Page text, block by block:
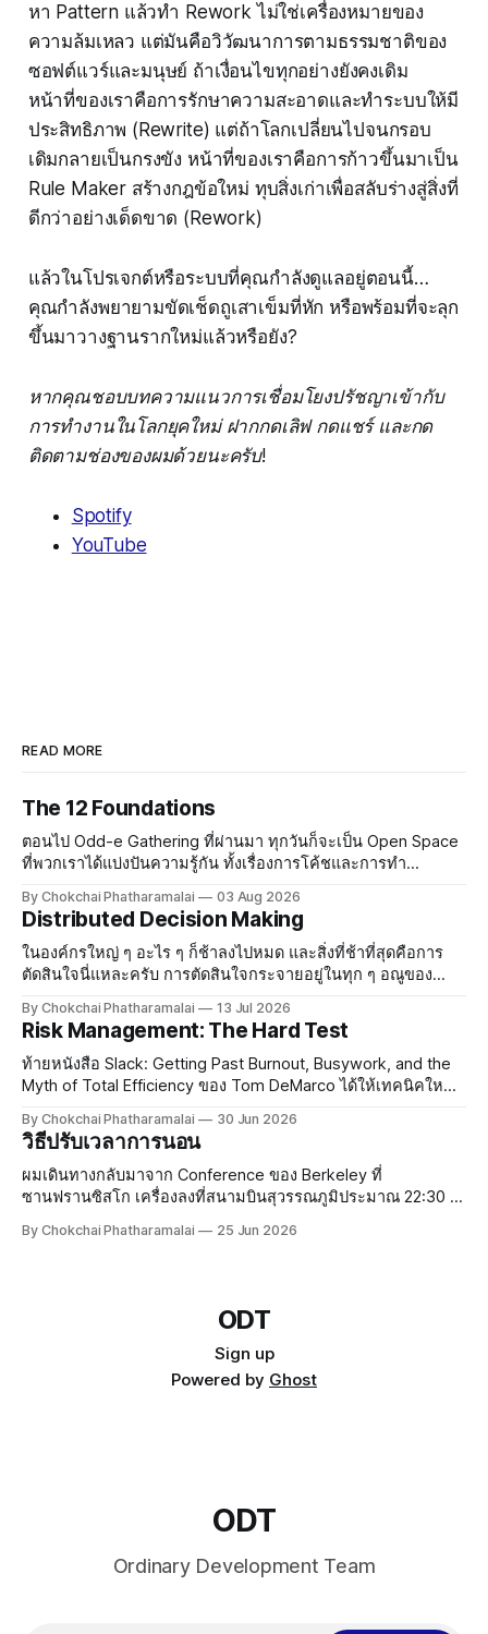
หา Pattern แล้วทำ Rework ไม่ใช่เครื่องหมายของ
ความล้มเหลว แต่มันคือวิวัฒนาการตามธรรมชาติของ
ซอฟต์แวร์และมนุษย์ ถ้าเงื่อนไขทุกอย่างยังคงเดิม
หน้าที่ของเราคือการรักษาความสะอาดและทำระบบให้มี
ประสิทธิภาพ (Rewrite) แต่ถ้าโลกเปลี่ยนไปจนกรอบ
เดิมกลายเป็นกรงขัง หน้าที่ของเราคือการก้าวขึ้นมาเป็น
Rule Maker สร้างกฎข้อใหม่ ทุบสิ่งเก่าเพื่อสลับร่างสู่สิ่งที่
ดีกว่าอย่างเด็ดขาด (Rework)
แล้วในโปรเจกต์หรือระบบที่คุณกำลังดูแลอยู่ตอนนี้…
คุณกำลังพยายามขัดเช็ดถูเสาเข็มที่หัก หรือพร้อมที่จะลุก
ขึ้นมาวางฐานรากใหม่แล้วหรือยัง?
หากคุณชอบบทความแนวการเชื่อมโยงปรัชญาเข้ากับ
การทำงานในโลกยุคใหม่ ฝากกดเลิฟ กดแชร์ และกด
ติดตามช่องของผมด้วยนะครับ!
Spotify
YouTube
READ MORE
The 12 Foundations
ตอนไป Odd-e Gathering ที่ผ่านมา ทุกวันก็จะเป็น Open Space
ที่พวกเราได้แบ่งปันความรู้กัน ทั้งเรื่องการโค้ชและการทำ
โรงแรม แล้ว Terry Yin ก็ได้แบ่งปันเรื่อง The 12
By Chokchai Phatharamalai 03 Aug 2026
Distributed Decision Making
ในองค์กรใหญ่ ๆ อะไร ๆ ก็ช้าลงไปหมด และสิ่งที่ช้าที่สุดคือการ
ตัดสินใจนี่แหละครับ การตัดสินใจกระจายอยู่ในทุก ๆ อณูของ
จะกล้าตัดสินใจและกล้าออกความเห็น แต่พอองค์กรใหญ่
By Chokchai Phatharamalai 13 Jul 2026
Risk Management: The Hard Test
ท้ายหนังสือ Slack: Getting Past Burnout, Busywork, and the
Myth of Total Efficiency ของ Tom DeMarco ได้ให้เทคนิคใหม่
ปัจจุบัน งานมีความเสี่ยงกระจายอยู่เต็มไปหมด ซึ่งในความเสี่ยง
นั้น เรามีโอกาสโชคดีและมีโอกาสโชคร้าย การจัดการความเสี่ยง
เป็นสิ
By Chokchai Phatharamalai 30 Jun 2026
วิธีปรับเวลาการนอน
ผมเดินทางกลับมาจาก Conference ของ Berkeley ที่
ซานฟรานซิสโก เครื่องลงที่สนามบินสุวรรณภูมิประมาณ 22:30 น.
เพราะลองซื้อหมอนรองคอจาก Duty Free ที่ซานฟรานซิสโกมา
By Chokchai Phatharamalai 25 Jun 2026
ODT
Sign up
Powered by Ghost
ODT
Ordinary Development Team